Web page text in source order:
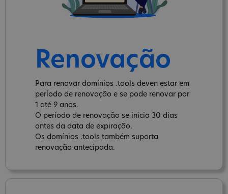
Renovação
Para renovar domínios .tools deven estar em
período de renovação e se pode renovar por
1 até 9 anos.
O período de renovação se inicia 30 dias
antes da data de expiração.
Os domínios .tools também suporta
renovação antecipada.